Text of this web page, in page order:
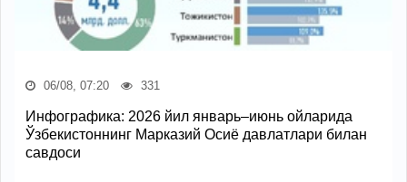
06/08, 07:20 331
Инфографика: 2026 йил январь–июнь ойларида
Ўзбекистоннинг Марказий Осиё давлатлари билан
савдоси